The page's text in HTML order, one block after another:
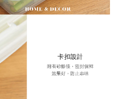
下網址：
理人或監護人之同意方可使用
者引起之損失，本公司不負相關責
據個別帳號之用戶狀況，依本公司即
度不足之情形，本公司將視審查結果
資訊註冊。若發現惡意使用之情形，
戶之使用額度並採取法律行動。